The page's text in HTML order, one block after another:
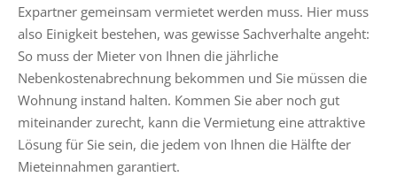
Expartner gemeinsam vermietet werden muss. Hier muss
also Einigkeit bestehen, was gewisse Sachverhalte angeht:
So muss der Mieter von Ihnen die jährliche
Nebenkostenabrechnung bekommen und Sie müssen die
Wohnung instand halten. Kommen Sie aber noch gut
miteinander zurecht, kann die Vermietung eine attraktive
Lösung für Sie sein, die jedem von Ihnen die Hälfte der
Mieteinnahmen garantiert.